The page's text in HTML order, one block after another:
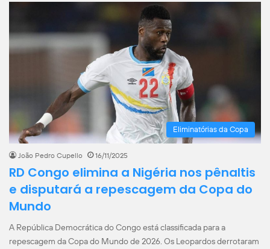
Eliminatórias da Copa
João Pedro Cupello 16/11/2025
RD Congo elimina a Nigéria nos pênaltis
e disputará a repescagem da Copa do
Mundo
A República Democrática do Congo está classificada para a
repescagem da Copa do Mundo de 2026. Os Leopardos derrotaram